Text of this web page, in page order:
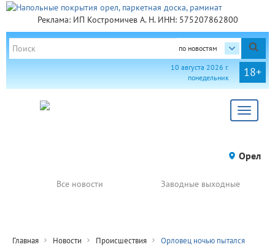
Реклама: ИП Костромичев А. Н. ИНН: 575207862800
по новостям
18+
10 августа 2026 г.
понедельник
Toggle
Орел
Все новости Заводные выходные
Главная Новости Происшествия
Орловец ночью пытался